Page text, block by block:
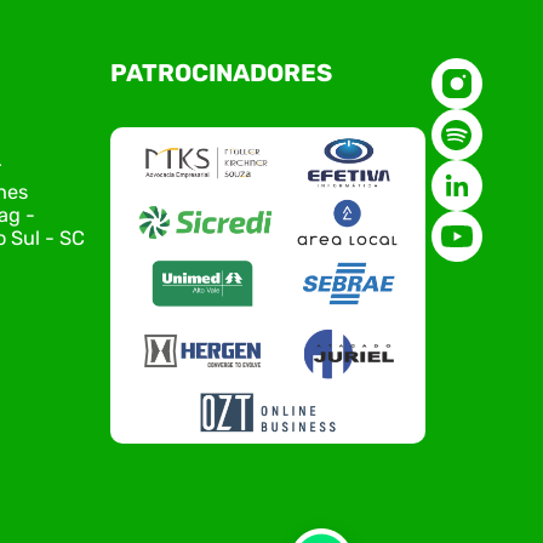
O Polo ACATE-ACIRS, por meio do NIAVI – Núcleo
de Tecnologia da Informação do Alto Vale do
Conexão Tech NIAVI, reunindo empresas de
tecnologia da região para uma noite de
conteúdo estratégico e
de novas iniciativas para o setor.
encontro aconteceu em Rio…
-
Sul - SC
PATROCINADORES